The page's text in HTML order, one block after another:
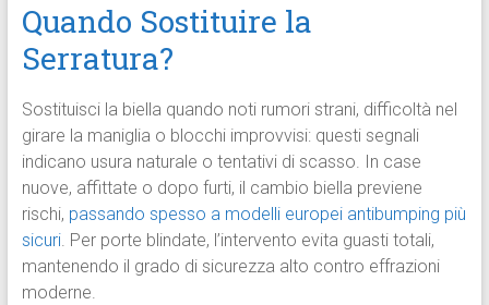
Quando Sostituire la
Serratura?
Sostituisci la biella quando noti rumori strani, difficoltà nel
girare la maniglia o blocchi improvvisi: questi segnali
indicano usura naturale o tentativi di scasso. In case
nuove, affittate o dopo furti, il cambio biella previene
rischi, passando spesso a modelli europei antibumping più
sicuri. Per porte blindate, l’intervento evita guasti totali,
mantenendo il grado di sicurezza alto contro effrazioni
moderne.